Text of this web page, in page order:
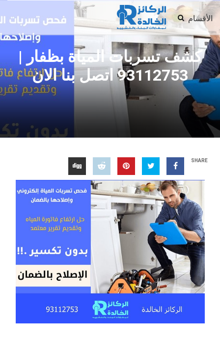
الأقسام
كشف تسربات المياة بظفار |
93112753 اتصل بنا الان
SHARE